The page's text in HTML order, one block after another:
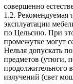
совершенно
1.2. Рекомендуемая
эксплуатации
по Цельсию. При
промежутке могут
Нельзя допускать
предметов (утюги,
продолжительного
излучений (свет